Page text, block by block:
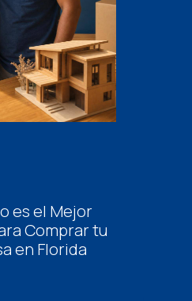
es el Mejor
Comprar tu
en Florida